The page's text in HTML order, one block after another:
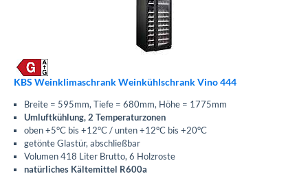
KBS Weinklimaschrank Weinkühlschrank Vino 444
Breite = 595mm, Tiefe = 680mm, Höhe = 1775mm
Umluftkühlung, 2 Temperaturzonen
oben +5°C bis +12°C / unten +12°C bis +20°C
getönte Glastür, abschließbar
Volumen 418 Liter Brutto, 6 Holzroste
natürliches Kältemittel R600a